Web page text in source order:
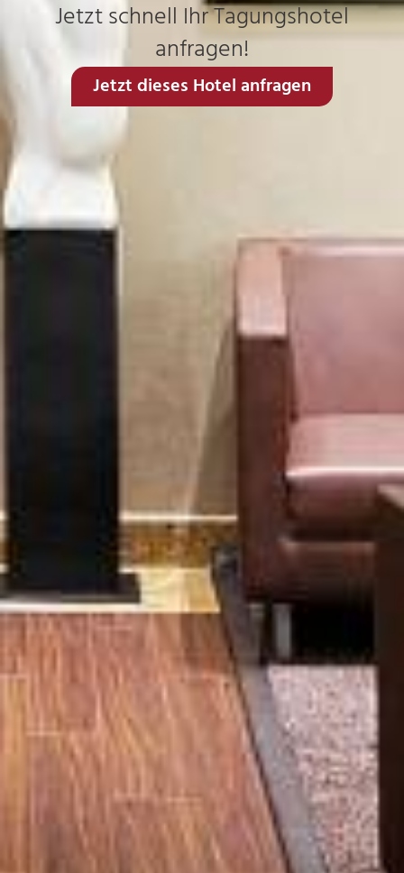
Jetzt schnell Ihr Tagungshotel
anfragen!
Jetzt dieses Hotel anfragen